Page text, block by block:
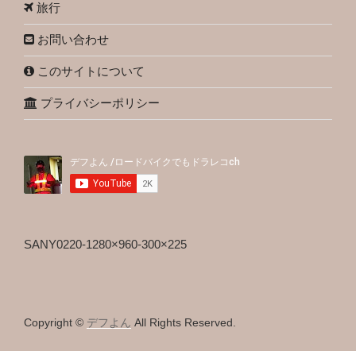
旅行
お問い合わせ
このサイトについて
プライバシーポリシー
SANY0220-1280×960-300×225
Copyright © デフよん All Rights Reserved.